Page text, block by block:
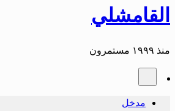
القامشلي
منذ ١٩٩٩ مستمرون
مدخل